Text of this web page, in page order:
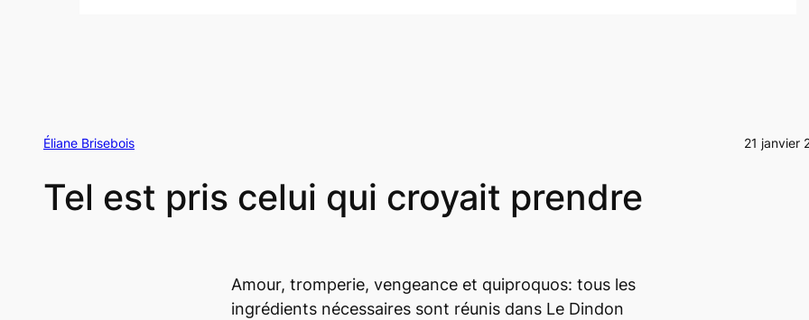
Éliane Brisebois 21 janvier
Tel est pris celui qui croyait prendre
Amour, tromperie, vengeance et quiproquos: tous les
ingrédients nécessaires sont réunis dans Le Dindon